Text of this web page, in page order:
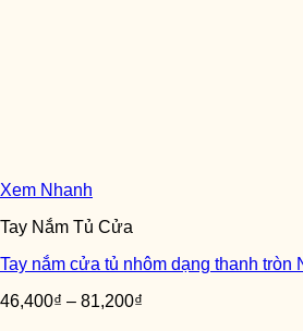
Xem Nhanh
Tay Nắm Tủ Cửa
Tay nắm cửa tủ nhôm dạng thanh tròn
46,400₫ – 81,200₫